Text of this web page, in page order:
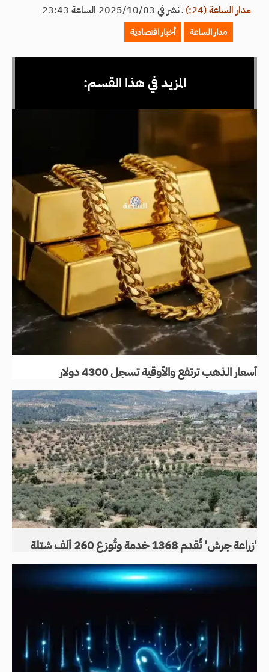
مدار الساعة (24:) ـنشر في 2025/10/03 الساعة 23:43
مدار الساعة أخبار اقتصادية
المزيد في هذا القسم:
أسعار الذهب ترتفع والأوقية تسجل 4300 دولار
'زراعة جرش' تُقدم 1368 خدمة وتُوزع 260 ألف شتلة